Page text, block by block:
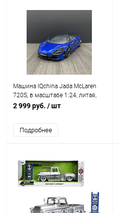
Машина IQchina Jada McLaren
720S, в масштабе 1:24, литая,
металл, синяя
2 999 руб. / шт
Подробнее